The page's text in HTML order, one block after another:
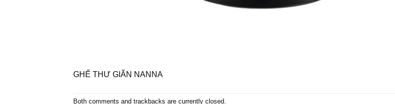
GHẾ THƯ GIÃN NANNA
Both comments and trackbacks are currently closed.